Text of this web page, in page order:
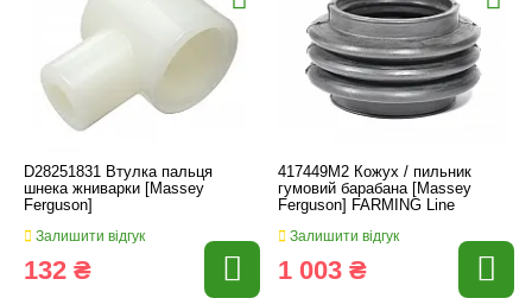
D28251831 Втулка пальця
шнека жниварки [Massey
Ferguson]
Залишити відгук
132 ₴
417449М2 Кожух / пильник
гумовий барабана [Massey
Ferguson] FARMING Line
Залишити відгук
1 003 ₴